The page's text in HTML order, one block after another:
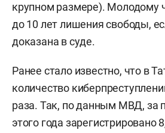
крупном размере). Молодому
до 10 лет лишения свободы,
доказана в суде.
Ранее стало известно, что в
количество
раза. Так, по данным МВД, за
этого года зарегистрировано